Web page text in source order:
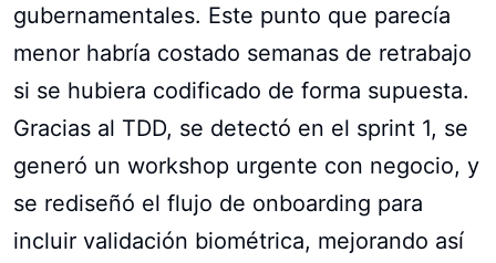
gubernamentales. Este punto que parecía
menor habría costado semanas de retrabajo
si se hubiera codificado de forma supuesta.
Gracias al TDD, se detectó en el sprint 1, se
generó un workshop urgente con negocio, y
se rediseñó el flujo de onboarding para
incluir validación biométrica, mejorando así